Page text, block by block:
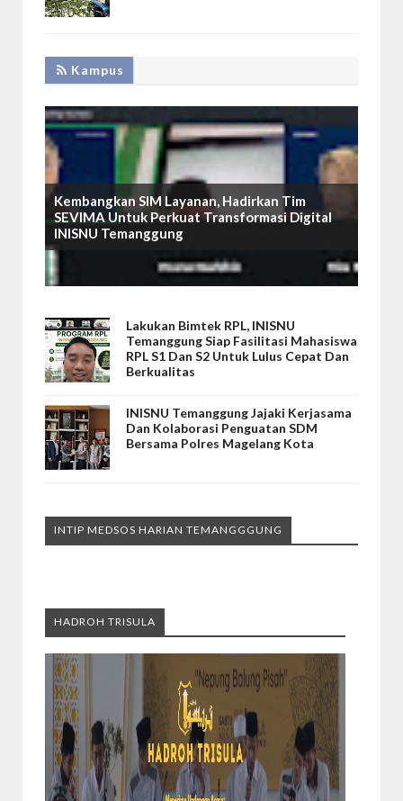
Kampus
Kembangkan SIM Layanan, Hadirkan Tim
SEVIMA Untuk Perkuat Transformasi Digital
INISNU Temanggung
Lakukan Bimtek RPL, INISNU
Temanggung Siap Fasilitasi Mahasiswa
RPL S1 Dan S2 Untuk Lulus Cepat Dan
Berkualitas
INISNU Temanggung Jajaki Kerjasama
Dan Kolaborasi Penguatan SDM
Bersama Polres Magelang Kota
INTIP MEDSOS HARIAN TEMANGGGUNG
HADROH TRISULA